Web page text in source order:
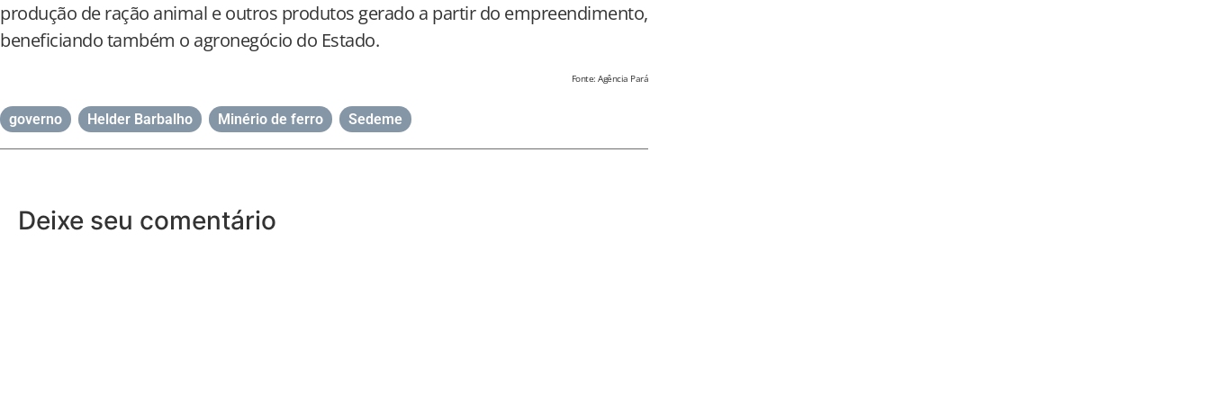
produção de ração animal e outros produtos gerado a partir do empreendimento,
beneficiando também o agronegócio do Estado.
Fonte: Agência Pará
governo Helder Barbalho Minério de ferro Sedeme
Deixe seu comentário